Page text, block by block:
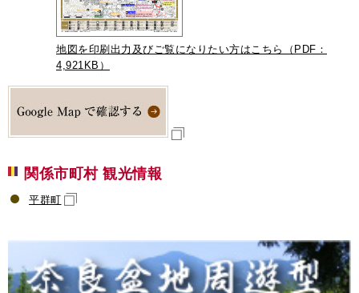
地図を印刷出力及びご覧になりたい方はこちら（PDF：
4,921KB）
関係市町村 観光情報
平群町